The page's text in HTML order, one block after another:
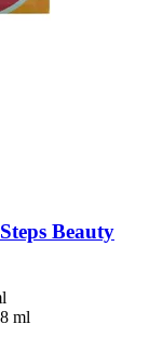
Beauty
ml